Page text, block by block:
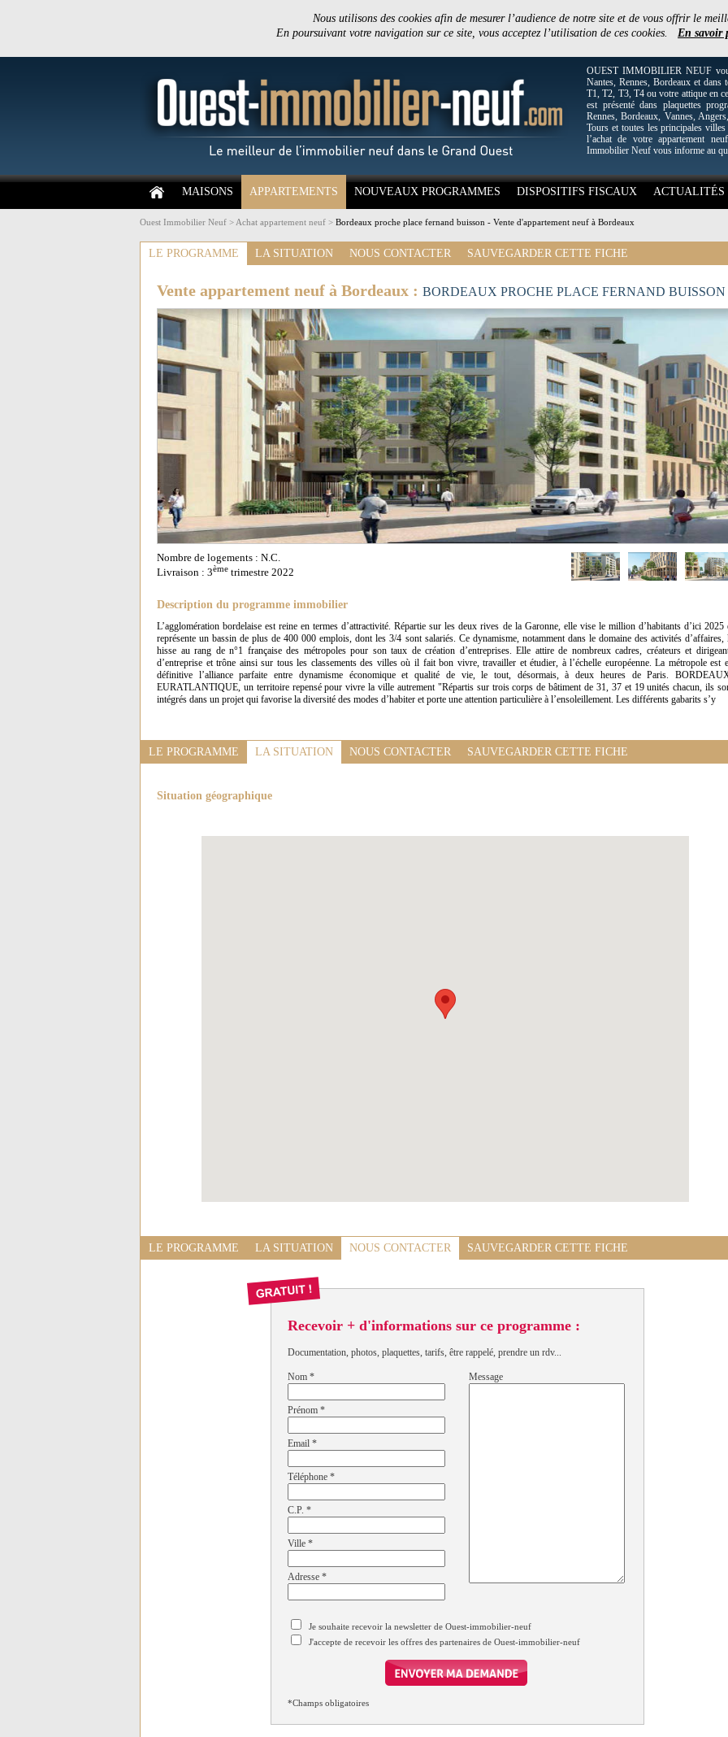
Nous utilisons des cookies afin de mesurer l’audience de notre site et de vous offrir le
En poursuivant votre navigation sur ce site, vous acceptez l’utilisation de ces cookies. En savoir
OUEST IMMOBILIER NEUF
Nantes, Rennes, Bordeaux et
T1, T2, T3, T4 ou votre attique en
est présenté dans plaquettes
Rennes, Bordeaux, Vannes,
Tours et toutes les principales
l’achat de votre appartement
Immobilier Neuf vous informe au
MAISONS APPARTEMENTS NOUVEAUX PROGRAMMES DISPOSITIFS FISCAUX ACTUALITÉS
Ouest Immobilier Neuf > Achat appartement neuf > Bordeaux proche place fernand buisson - Vente d'appartement neuf à Bordeaux
LE PROGRAMME LA SITUATION NOUS CONTACTER SAUVEGARDER CETTE FICHE
Vente appartement neuf à Bordeaux : BORDEAUX PROCHE PLACE FERNAND BUISSON
Nombre de logements : N.C.
Livraison : 3ème trimestre 2022
Description du programme immobilier
L’agglomération bordelaise est reine en termes d’attractivité. Répartie sur les deux rives de la Garonne, elle vise le million d’habitants d’ici 2025
représente un bassin de plus de 400 000 emplois, dont les 3/4 sont salariés. Ce dynamisme, notamment dans le domaine des activités d’affaires,
hisse au rang de n°1 française des métropoles pour son taux de création d’entreprises. Elle attire de nombreux cadres, créateurs et
d’entreprise et trône ainsi sur tous les classements des villes où il fait bon vivre, travailler et étudier, à l’échelle européenne. La métropole est
définitive l’alliance parfaite entre dynamisme économique et qualité de vie, le tout, désormais, à deux heures de Paris.
EURATLANTIQUE, un territoire repensé pour vivre la ville autrement "Répartis sur trois corps de bâtiment de 31, 37 et 19 unités chacun, ils
intégrés dans un projet qui favorise la diversité des modes d’habiter et porte une attention particulière à l’ensoleillement. Les différents gabarits s’y
LE PROGRAMME LA SITUATION NOUS CONTACTER SAUVEGARDER CETTE FICHE
Situation géographique
LE PROGRAMME LA SITUATION NOUS CONTACTER SAUVEGARDER CETTE FICHE
Recevoir + d'informations sur ce programme :
Documentation, photos, plaquettes, tarifs, être rappelé, prendre un rdv...
Nom *
Prénom *
Email *
Téléphone *
C.P. *
Ville *
Adresse *
Message
Je souhaite recevoir la newsletter de Ouest-immobilier-neuf
J'accepte de recevoir les offres des partenaires de Ouest-immobilier-neuf
*Champs obligatoires